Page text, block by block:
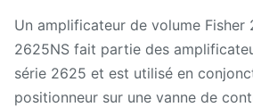
Un amplificateur de volume Fisher
2625NS fait partie des
série 2625 et est utilisé en
positionneur sur une vanne de